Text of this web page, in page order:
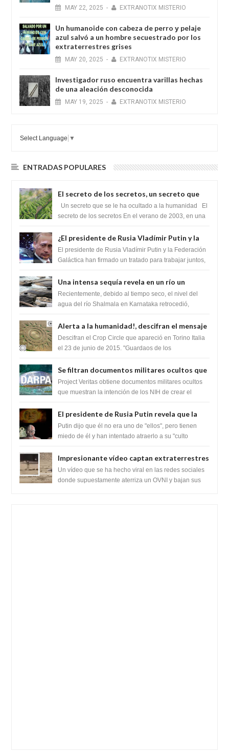
MAY 22, 2025 - EXTRANOTIX MISTERIO
Un humanoide con cabeza de perro у pelaje
azul salvó a un hombre secuestrado por los
extraterrestres grises
MAY 20, 2025 - EXTRANOTIX MISTERIO
Investigador ruso encuentra varillas hechas
de una aleación desconocida
MAY 19, 2025 - EXTRANOTIX MISTERIO
Select Language ▼
ENTRADAS POPULARES
El secreto de los secretos, un secreto que
cambiaría por completo el destino de la
humanidad
Un secreto que se le ha ocultado a la humanidad El
secreto de los secretos En el verano de 2003, en una
¿El presidente de Rusia Vladímir Putin y la
Federación Galactica han firmado un
tratado para acabar con los Sionistas?
El presidente de Rusia Vladímir Putin y la Federación
Galáctica han firmado un tratado para trabajar juntos,
Una intensa sequía revela en un río un
impresionante hallazgo de miles de Shiva
Lingas
Recientemente, debido al tiempo seco, el nivel del
agua del río Shalmala en Karnataka retrocedió,
Alerta a la humanidad!, descifran el mensaje
del Crop Circle de Torino ,Italia
Descifran el Crop Circle que apareció en Torino Italia
el 23 de junio de 2015. "Guardaos de los
Se filtran documentos militares ocultos que
muestran la intención de los NIH de crear el
SARS-CoV-2, utilizando la investigación de
Project Veritas obtiene documentos militares ocultos
que muestran la intención de los NIH de crear el
El presidente de Rusia Putin revela que la
clase dominante en el mundo son los
híbridos reptiles
Putin dijo que él no era uno de "ellos", pero tienen
miedo de él y han intentado atraerlo a su "culto
Impresionante vídeo captan extraterrestres
bajando de un OVNI en Arabia Saudita
Un vídeo que se ha hecho viral en las redes sociales
donde supuestamente aterriza un OVNI y bajan sus